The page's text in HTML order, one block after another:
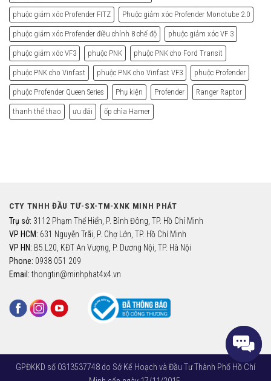
phuộc giảm xóc Profender FITZ Phuộc giảm xóc Profender Monotube 2.0
phuộc giảm xóc Profender điều chỉnh 8 chế độ phuộc giảm xóc VF 3
phuộc giảm xóc VF3 phuộc PNK phuộc PNK cho Ford Transit
phuộc PNK cho Vinfast phuộc PNK cho Vinfast VF3 phuộc Profender
phuộc Profender Queen Series Phụ kiện Profender Ranger Raptor
thanh thể thao ưu đãi ốp chìa Hamer
CTY TNHH ĐẦU TƯ-SX-TM-XNK MINH PHÁT
Trụ sở: 3112 Phạm Thế Hiển, P. Bình Đông, TP. Hồ Chí Minh
VP HCM: 631 Nguyễn Trãi, P. Chợ Lớn, TP. Hồ Chí Minh
VP HN: B5.L20, KĐT An Vượng, P. Dương Nội, TP. Hà Nội
Phone: 0938 051 209
Email: thongtin@minhphat4x4.vn
GPĐKKD số 0313537748 do Sở Kế Hoạch và Đầu Tư Thành Phố Hồ Chí